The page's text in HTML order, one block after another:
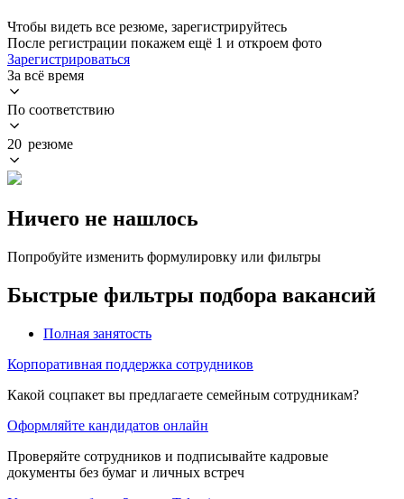
Чтобы видеть все резюме, зарегистрируйтесь
После регистрации покажем ещё 1 и откроем фото
Зарегистрироваться
За всё время
По соответствию
20 резюме
Ничего не нашлось
Попробуйте изменить формулировку или фильтры
Быстрые фильтры подбора вакансий
Полная занятость
Корпоративная поддержка сотрудников
Какой соцпакет вы предлагаете семейным сотрудникам?
Оформляйте кандидатов онлайн
Проверяйте сотрудников и подписывайте кадровые
документы без бумаг и личных встреч